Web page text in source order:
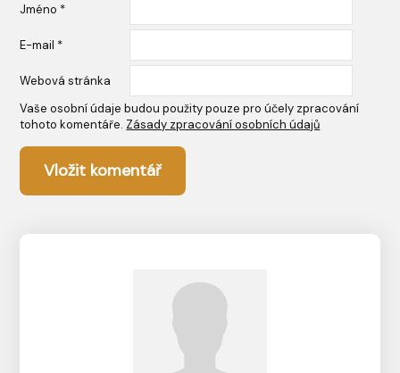
Jméno *
E-mail *
Webová stránka
Vaše osobní údaje budou použity pouze pro účely zpracování
tohoto komentáře. Zásady zpracování osobních údajů